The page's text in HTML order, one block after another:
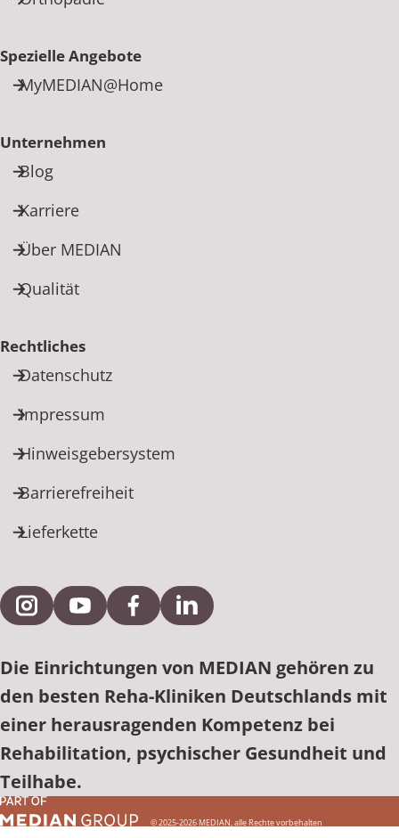
Spezielle Angebote
MyMEDIAN@Home
Unternehmen
Blog
Karriere
Über MEDIAN
Qualität
Rechtliches
Datenschutz
Impressum
Hinweisgebersystem
Barrierefreiheit
Lieferkette
Externe Verlinkung zu Instagram
Externe Verlinkung zu YouTube
Externe Verlinkung zu Facebook
Externe Verlinkung zu
Die Einrichtungen von MEDIAN gehören zu
den besten Reha-Kliniken Deutschlands mit
einer herausragenden Kompetenz bei
Rehabilitation, psychischer Gesundheit und
Teilhabe.
© 2025-2026 MEDIAN, alle Rechte vorbehalten